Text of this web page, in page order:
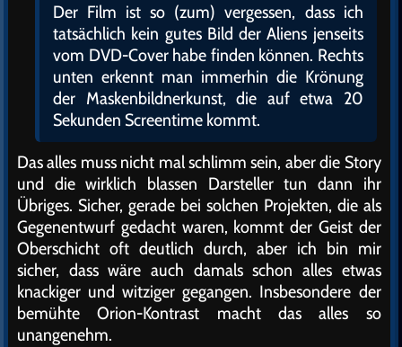
Der Film ist so (zum) vergessen, dass ich
tatsächlich kein gutes Bild der Aliens jenseits
vom DVD-Cover habe finden können. Rechts
unten erkennt man immerhin die Krönung
der Maskenbildnerkunst, die auf etwa 20
Sekunden Screentime kommt.
Das alles muss nicht mal schlimm sein, aber die Story
und die wirklich blassen Darsteller tun dann ihr
Übriges. Sicher, gerade bei solchen Projekten, die als
Gegenentwurf gedacht waren, kommt der Geist der
Oberschicht oft deutlich durch, aber ich bin mir
sicher, dass wäre auch damals schon alles etwas
knackiger und witziger gegangen. Insbesondere der
bemühte Orion-Kontrast macht das alles so
unangenehm.